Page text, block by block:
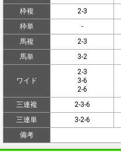
枠複
2-3
枠単
-
馬複
2-3
馬単
3-2
ワイド
2-3
3-6
2-6
三連複
2-3-6
三連単
3-2-6
備考